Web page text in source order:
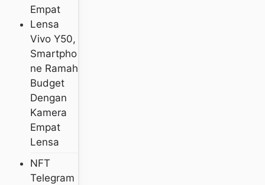
Vivo Y50,
Smartpho
Ne Ramah
Budget
Dengan
Kamera
Empat
Lensa
NFT
Telegram